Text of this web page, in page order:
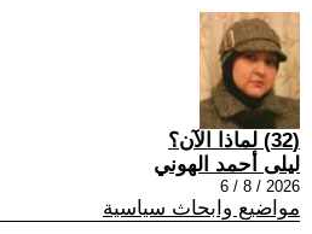
(32) لماذا الآن؟
ليلى أحمد الهوني
2026 / 8 / 6
مواضيع وابحاث سياسية